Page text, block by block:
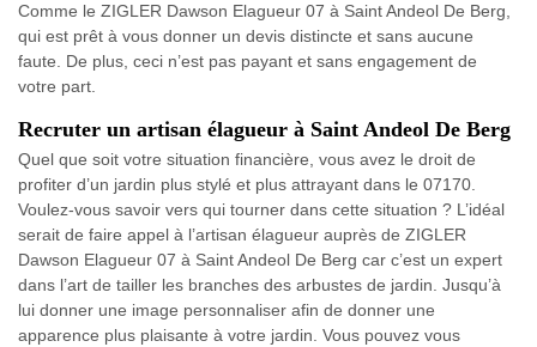
Comme le ZIGLER Dawson Elagueur 07 à Saint Andeol De Berg,
qui est prêt à vous donner un devis distincte et sans aucune
faute. De plus, ceci n’est pas payant et sans engagement de
votre part.
Recruter un artisan élagueur à Saint Andeol De Berg
Quel que soit votre situation financière, vous avez le droit de
profiter d’un jardin plus stylé et plus attrayant dans le 07170.
Voulez-vous savoir vers qui tourner dans cette situation ? L’idéal
serait de faire appel à l’artisan élagueur auprès de ZIGLER
Dawson Elagueur 07 à Saint Andeol De Berg car c’est un expert
dans l’art de tailler les branches des arbustes de jardin. Jusqu’à
lui donner une image personnaliser afin de donner une
apparence plus plaisante à votre jardin. Vous pouvez vous